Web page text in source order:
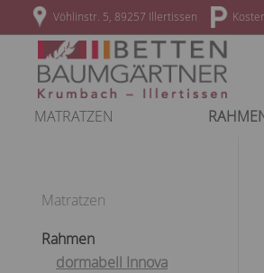
Vöhlinstr. 5, 89257 Illertissen
MATRATZEN
Matratzen
Rahmen
dormabell Innova